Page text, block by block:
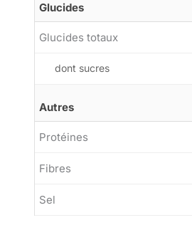
Glucides
Glucides totaux
dont sucres
Autres
Protéines
Fibres
Sel